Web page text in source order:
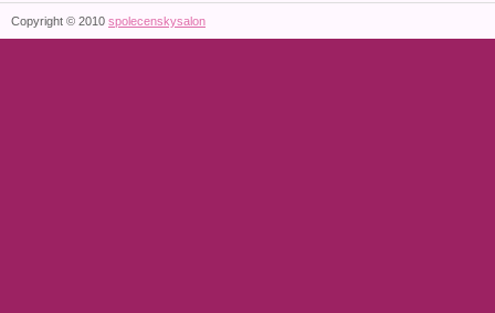
Copyright © 2010 spolecenskysalon